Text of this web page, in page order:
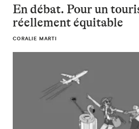
En débat. Pour un
réellement équitable
CORALIE MARTI